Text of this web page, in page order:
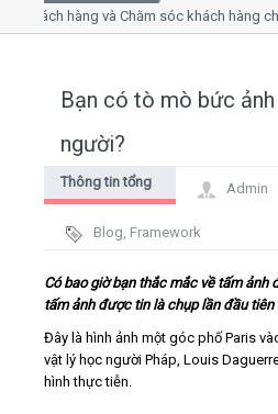
Close
Home
Video
Kiến thức
Liên hệ - Đăng ký
hàng và Chăm sóc khách hàng chuyên
Bạn có tò mò bức
người?
Thông tin tổng
Admin
Blog, Framework
Có bao giờ bạn thắc mắc về tấm ảnh
tấm ảnh được tin là chụp lần đầu
Đây là hình ảnh một góc phố Paris
vật lý học người Pháp, Louis
hình thực tiễn.